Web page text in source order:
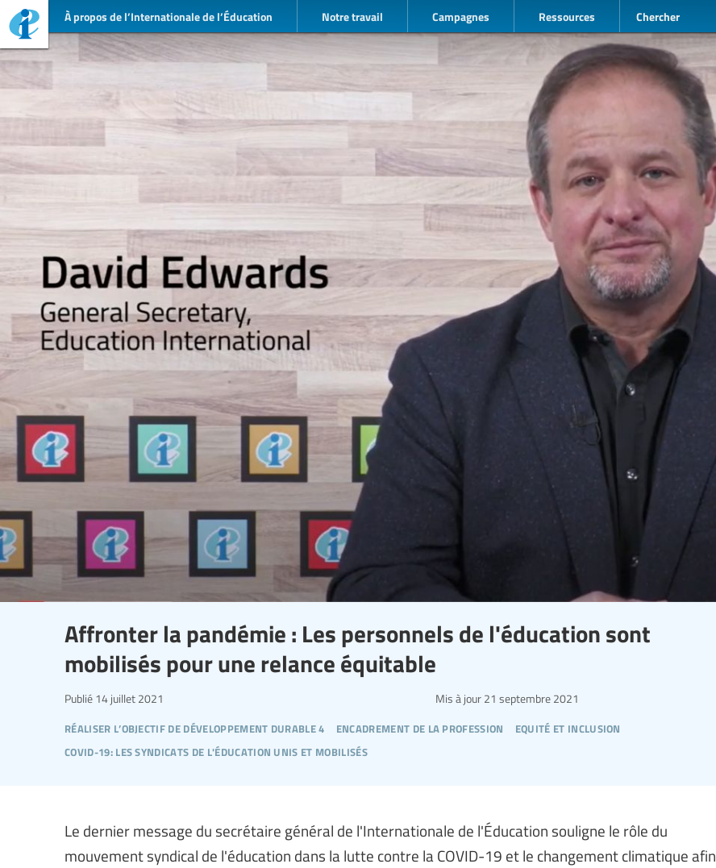
À propos de l’Internationale de l’Éducation Notre travail Campagnes Ressources Chercher
Affronter la pandémie : Les personnels de l'éducation sont
mobilisés pour une relance équitable
réaliser l’objectif de développement durable 4 encadrement de la profession
equité et inclusion
covid-19: les syndicats de l'éducation unis et mobilisés
Publié 14 juillet 2021 Mis à jour 21 septembre 2021
Le dernier message du secrétaire général de l'Internationale de l'Éducation souligne le rôle du
mouvement syndical de l'éducation dans la lutte contre la COVID-19 et le changement climatique afin